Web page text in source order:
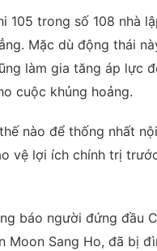
105 trong số 108 nhà
Mặc dù động thái
làm gia tăng áp lực
cuộc khủng hoảng.
nào để thống nhất
vệ lợi ích chính trị
báo người đứng đầu
Moon Sang Ho, đã bị